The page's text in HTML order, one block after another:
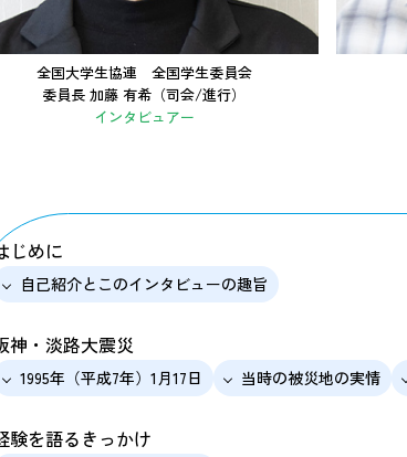
全国大学生協連 全国学生委員会
委員長 加藤 有希（司会/進行）
インタビュアー
じめに
自己紹介とこのインタビューの趣旨
神・淡路大震災
1995年（平成7年）1月17日 当時の被災地の実情
験を語るきっかけ